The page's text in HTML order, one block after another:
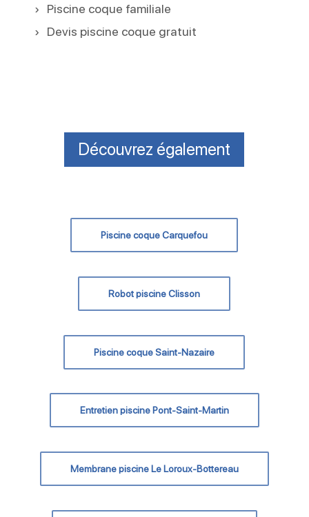
Piscine coque familiale
Devis piscine coque gratuit
Découvrez également
Piscine coque Carquefou
Robot piscine Clisson
Piscine coque Saint-Nazaire
Entretien piscine Pont-Saint-Martin
Membrane piscine Le Loroux-Bottereau